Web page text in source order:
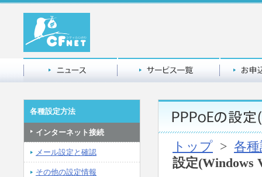
トップ > 各
設定(Windows
各種設定方法
インターネット接続
メール設定と確認
その他の設定情報